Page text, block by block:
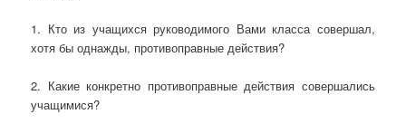
1. Кто из учащихся руководимого Вами класса совершал,
хотя бы однажды, противоправные действия?
2. Какие конкретно противоправные действия совершались
учащимися?